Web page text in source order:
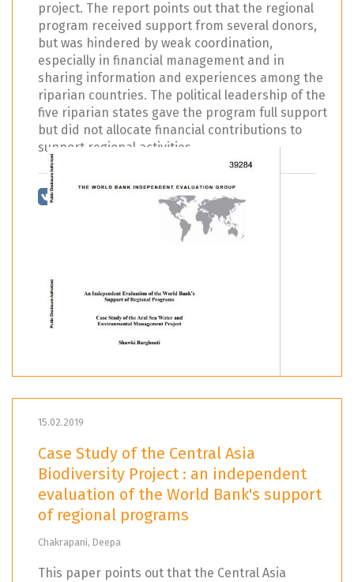
project. The report points out that the regional
program received support from several donors,
but was hindered by weak coordination,
especially in financial management and in
sharing information and experiences among the
riparian countries. The political leadership of the
five riparian states gave the program full support
but did not allocate financial contributions to
support regional activities.
15.02.2019
Case Study of the Central Asia
Biodiversity Project : an independent
evaluation of the World Bank's support
of regional programs
Chakrapani, Deepa
This paper points out that the Central Asia